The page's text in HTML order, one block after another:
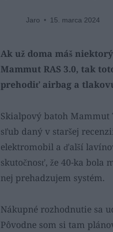
Jaro 15. marca 2024
Ak už doma máš
Mammut RAS 3.0, tak
prehodiť airbag a
Skialpový batoh Mammut
sľub daný v staršej
elektromobil a ďalší
skutočnosť, že 40-ka bola
nej prehadzujem systém.
Nákupné rozhodnutie sa
Pôvodne som si tam